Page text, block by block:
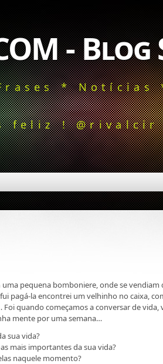
- Blog
*
feliz ! @rivalcir
pequena bomboniere, onde se vendiam
pagá-la encontrei um velhinho no caixa,
quando começamos a conversar de vida,
mente por uma semana…
sua vida?
mais importantes da sua vida?
naquele momento?